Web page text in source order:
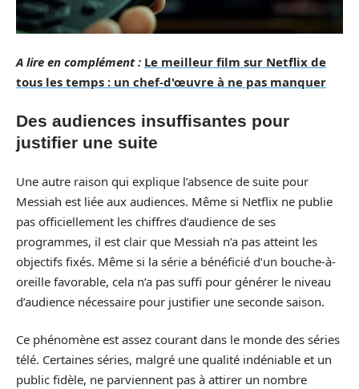
A lire en complément : Le meilleur film sur Netflix de
tous les temps : un chef-d'œuvre à ne pas manquer
Des audiences insuffisantes pour
justifier une suite
Une autre raison qui explique l’absence de suite pour
Messiah est liée aux audiences. Même si Netflix ne publie
pas officiellement les chiffres d’audience de ses
programmes, il est clair que Messiah n’a pas atteint les
objectifs fixés. Même si la série a bénéficié d’un bouche-à-
oreille favorable, cela n’a pas suffi pour générer le niveau
d’audience nécessaire pour justifier une seconde saison.
Ce phénomène est assez courant dans le monde des séries
télé. Certaines séries, malgré une qualité indéniable et un
public fidèle, ne parviennent pas à attirer un nombre